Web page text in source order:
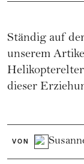
Ständig auf
unserem
dieser
VON